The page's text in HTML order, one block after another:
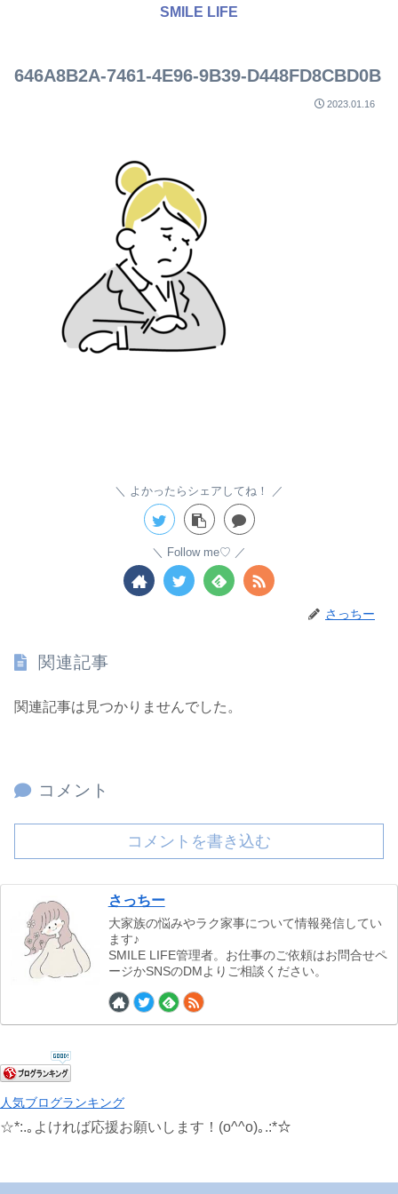
SMILE LIFE
646A8B2A-7461-4E96-9B39-D448FD8CBD0B
2023.01.16
よかったらシェアしてね！
Follow me♡
さっちー
関連記事
関連記事は見つかりませんでした。
コメント
コメントを書き込む
さっちー
大家族の悩みやラク家事について情報発信してい
ます♪
SMILE LIFE管理者。お仕事のご依頼はお問合せペ
ージかSNSのDMよりご相談ください。
人気ブログランキング
☆*:.｡よければ応援お願いします！(o^^o)｡.:*☆